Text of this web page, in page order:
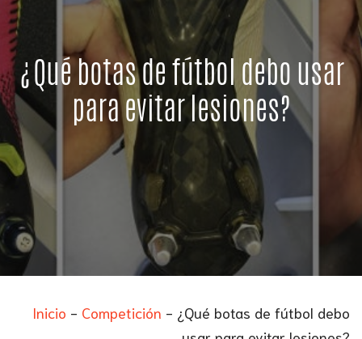
¿Qué botas de fútbol debo usar
para evitar lesiones?
Inicio - Competición - ¿Qué botas de fútbol debo